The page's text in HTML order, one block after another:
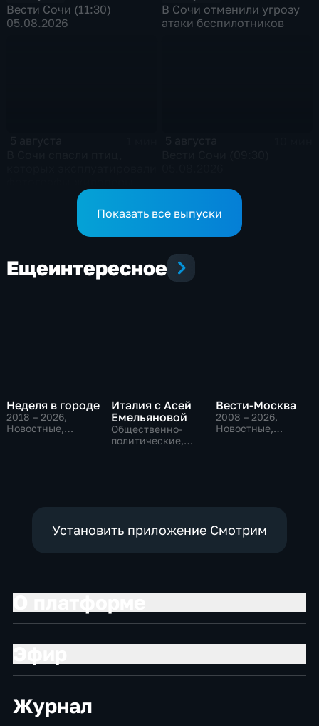
Вести Сочи (11:30)
05.08.2026
В Сочи отменили угрозу
атаки беспилотников
Показать все выпуски
Ещеинтересное
Неделя в городе
2018 – 2026,
Новостные,
Италия с Асей
Емельяновой
Общественно-
политические,
Вести-Москва
2008 – 2026,
Новостные,
Установить приложение Смотрим
Журнал